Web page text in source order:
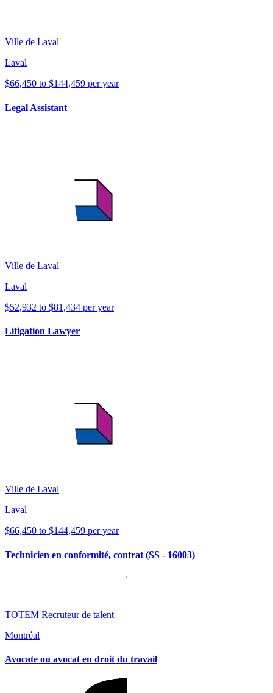
Ville de Laval
Laval
$66,450 to $144,459 per year
Legal Assistant
Ville de Laval
Laval
$52,932 to $81,434 per year
Litigation Lawyer
Ville de Laval
Laval
$66,450 to $144,459 per year
Technicien en conformité, contrat (SS - 16003)
TOTEM Recruteur de talent
Montréal
Avocate ou avocat en droit du travail